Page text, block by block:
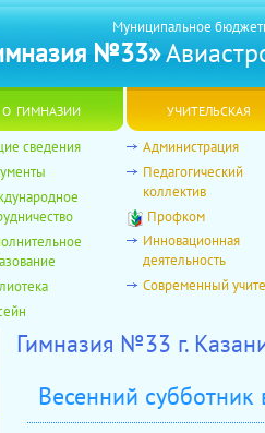
Муниципальное
№33»
о гимназии учительская
сведения
Администрация
Педагогический
коллектив
Профком
Инновационная
деятельность
Современный
Гимназия №33 г.
Весенний